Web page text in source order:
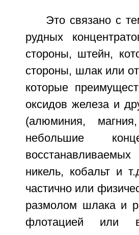
Это связано с
рудных
стороны, штейн,
стороны, шлак или
которые
оксидов железа и
(алюминия,
небольшие
никель, кобальт и
частично или
размолом шлака и
флотацией или